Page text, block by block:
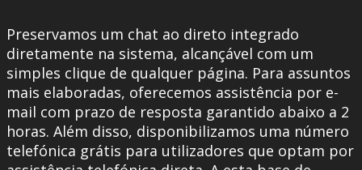
Preservamos um chat ao direto integrado
diretamente na sistema, alcançável com um
simples clique de qualquer página. Para assuntos
mais elaboradas, oferecemos assistência por e-
mail com prazo de resposta garantido abaixo a 2
horas. Além disso, disponibilizamos uma número
telefónica grátis para utilizadores que optam por